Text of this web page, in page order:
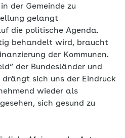
der Gemeinde zu
gelangt
die politische Agenda.
behandelt wird, braucht
der Kommunen.
der Bundesländer und
drängt sich uns der Eindruck
wieder als
sich gesund zu